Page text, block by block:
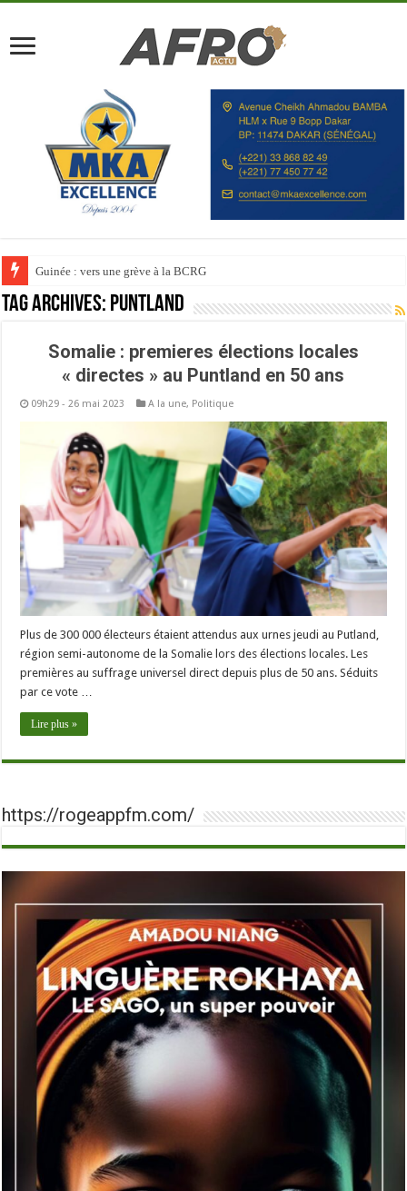
Guinée : vers une grève à la BCRG
Tag Archives: Puntland
Somalie : premieres élections locales
« directes » au Puntland en 50 ans
09h29 - 26 mai 2023 A la une, Politique
Plus de 300 000 électeurs étaient attendus aux urnes jeudi au Putland,
région semi-autonome de la Somalie lors des élections locales. Les
premières au suffrage universel direct depuis plus de 50 ans. Séduits
par ce vote …
Lire plus »
https://rogeappfm.com/